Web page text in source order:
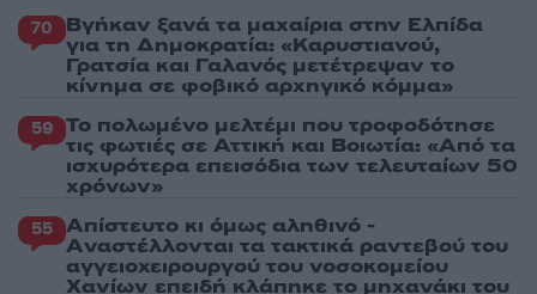
70 Βγήκαν ξανά τα μαχαίρια στην Ελπίδα
για τη Δημοκρατία: «Καρυστιανού,
Γρατσία και Γαλανός μετέτρεψαν το
κίνημα σε φοβικό αρχηγικό κόμμα»
59 Το πολωμένο μελτέμι που τροφοδότησε
τις φωτιές σε Αττική και Βοιωτία: «Από τα
ισχυρότερα επεισόδια των τελευταίων 50
χρόνων»
55 Απίστευτο κι όμως αληθινό -
Aναστέλλονται τα τακτικά ραντεβού του
αγγειοχειρουργού του νοσοκομείου
Χανίων επειδή κλάπηκε το μηχανάκι του